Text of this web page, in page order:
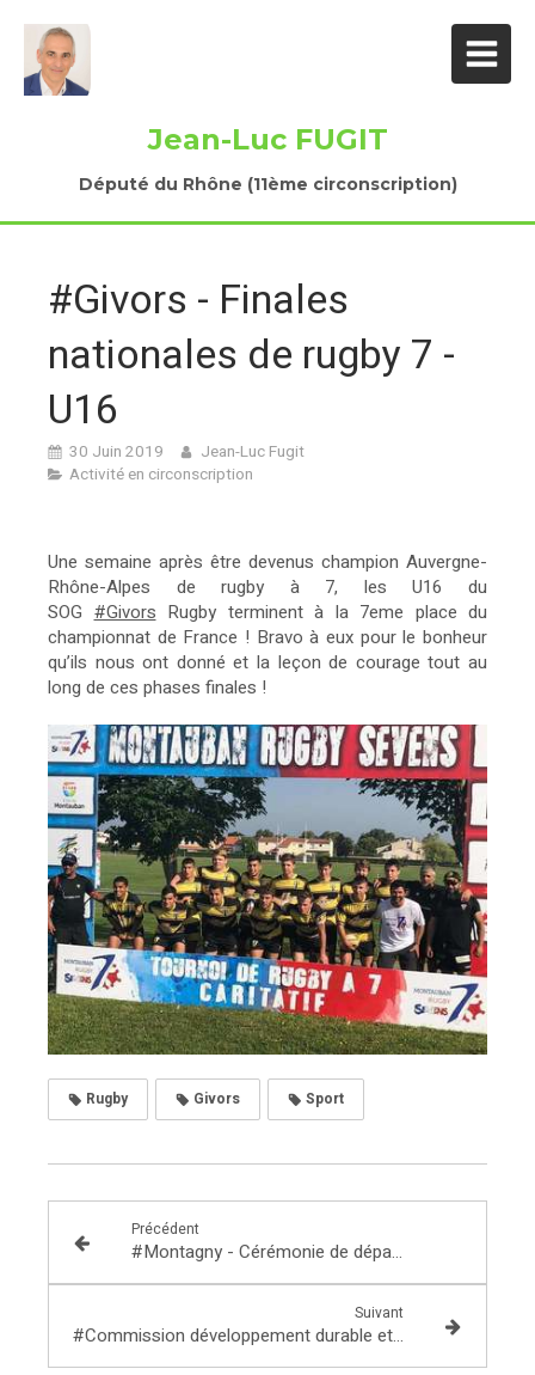
Jean-Luc FUGIT
Député du Rhône (11ème circonscription)
#Givors - Finales
nationales de rugby 7 -
U16
30 Juin 2019
Jean-Luc Fugit
Activité en circonscription
Une semaine après être devenus champion Auvergne-
Rhône-Alpes de rugby à 7, les U16 du
SOG #Givors Rugby terminent à la 7eme place du
championnat de France ! Bravo à eux pour le bonheur
qu’ils nous ont donné et la leçon de courage tout au
long de ces phases finales !
Rugby Givors Sport
Précédent
#Montagny - Cérémonie de départ du Lieutenant-Colonel Forain
Suivant
#Commission développement durable et aménagement du territoire - bilan de la mission d'information sur les freins à la transition énergetique.